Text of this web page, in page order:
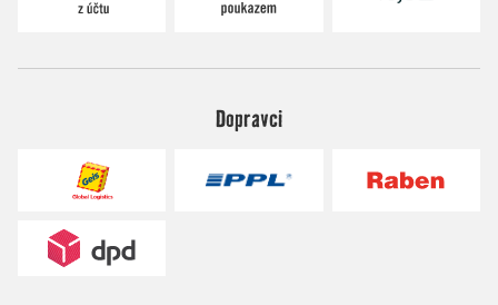
Dopravci